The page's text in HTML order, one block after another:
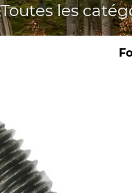
Toutes les